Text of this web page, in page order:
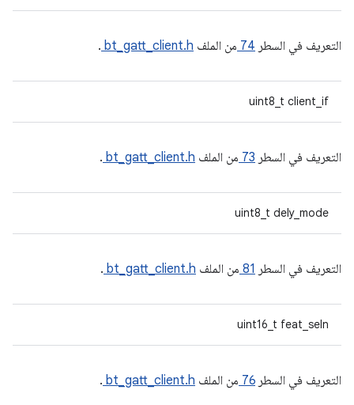
التعريف في السطر 74 من الملف bt_gatt_client.h
.
uint8_t client_if
التعريف في السطر 73 من الملف bt_gatt_client.h
.
uint8_t dely_mode
التعريف في السطر 81 من الملف bt_gatt_client.h
.
uint16_t feat_seln
التعريف في السطر 76 من الملف bt_gatt_client.h
.